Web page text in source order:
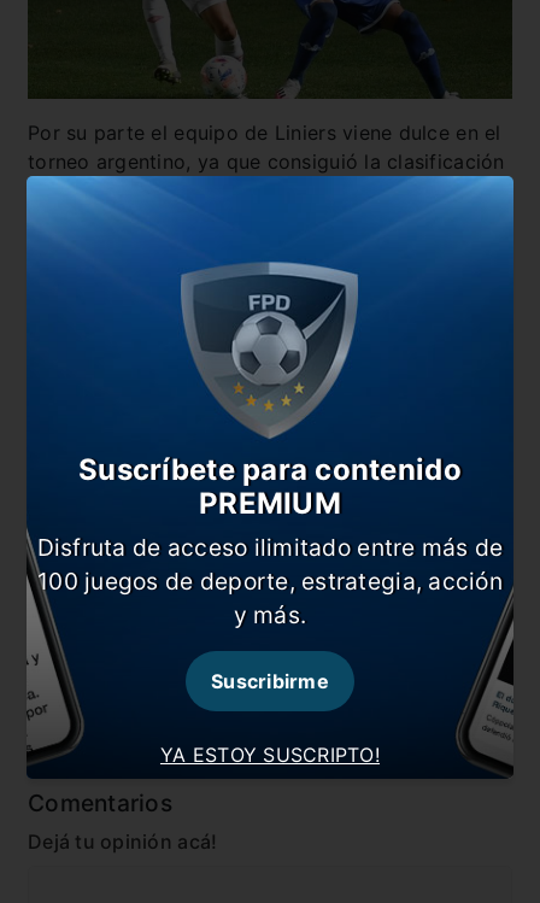
Por su parte el equipo de Liniers viene dulce en el
torneo argentino, ya que consiguió la clasificación
a los cuartos de final. Ahora quiere estar de igual
Brizuela; TomásGuidara
, Santiago Cáseres , Francisco
, Juan MartínLucero
También te puede interesar
A Vélez le faltó altura y cayó ante Liga de Quito
Santos, a cuartos gracias al gol de visitante
Santos ganó en la altura
Liga recibe a Santos en la altura
En esta nota:
#Copa Libertadores #Liga de quito
#Noticia
Comentarios
Dejá tu opinión acá!
YA ESTOY SUSCRIPTO!
Suscríbete para contenido
PREMIUM
Disfruta de acceso ilimitado entre más de
100 juegos de deporte, estrategia, acción
y más.
Suscribirme